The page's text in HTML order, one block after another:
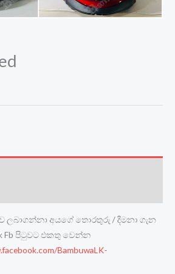
ලබාගන්නා අයගේ තොරතුරු / දීමනා ගැන
Fb පිටුවට එකතු වෙන්න
BambuwaLK-